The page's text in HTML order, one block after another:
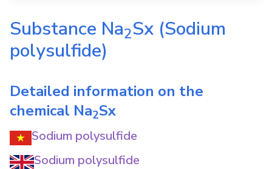
Substance Na2Sx (Sodium
polysulfide)
Detailed information on the
chemical Na2Sx
Sodium polysulfide
Sodium polysulfide